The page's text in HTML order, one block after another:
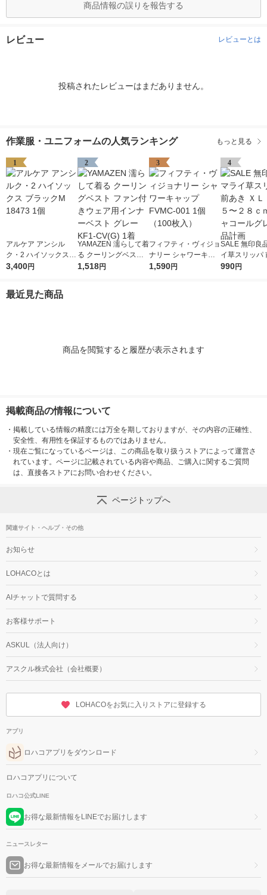
商品情報の誤りを報告する
レビュー レビューとは
投稿されたレビューはまだありません。
作業服・ユニフォームの人気ランキング もっと見る
1
アルケア アンシル
ク・2 ハイソックス
ブラックM 18473 1個
3,400円
2
YAMAZEN 濡らして着
る クーリングベスト
ファン付きウェア用イ
1,518円
3
フィフティ・ヴィジョ
ナリー シャワーキャ
ップ FVMC-001 1個
1,590円
4
SALE 無印良
イ草スリッパ
ＸＬ ２６．５
990円
最近見た商品
商品を閲覧すると履歴が表示されます
掲載商品の情報について
・ 掲載している情報の精度には万全を期しておりますが、その内容の正確性、
安全性、有用性を保証するものではありません。
・ 現在ご覧になっているページは、この商品を取り扱うストアによって運営さ
れています。ページに記載されている内容や商品、ご購入に関するご質問
は、直接各ストアにお問い合わせください。
ページトップへ
関連サイト・ヘルプ・その他
お知らせ
LOHACOとは
AIチャットで質問する
お客様サポート
ASKUL（法人向け）
アスクル株式会社（会社概要）
LOHACOをお気に入りストアに登録する
アプリ
ロハコアプリをダウンロード
ロハコアプリについて
ロハコ公式LINE
お得な最新情報をLINEでお届けします
ニュースレター
お得な最新情報をメールでお届けします